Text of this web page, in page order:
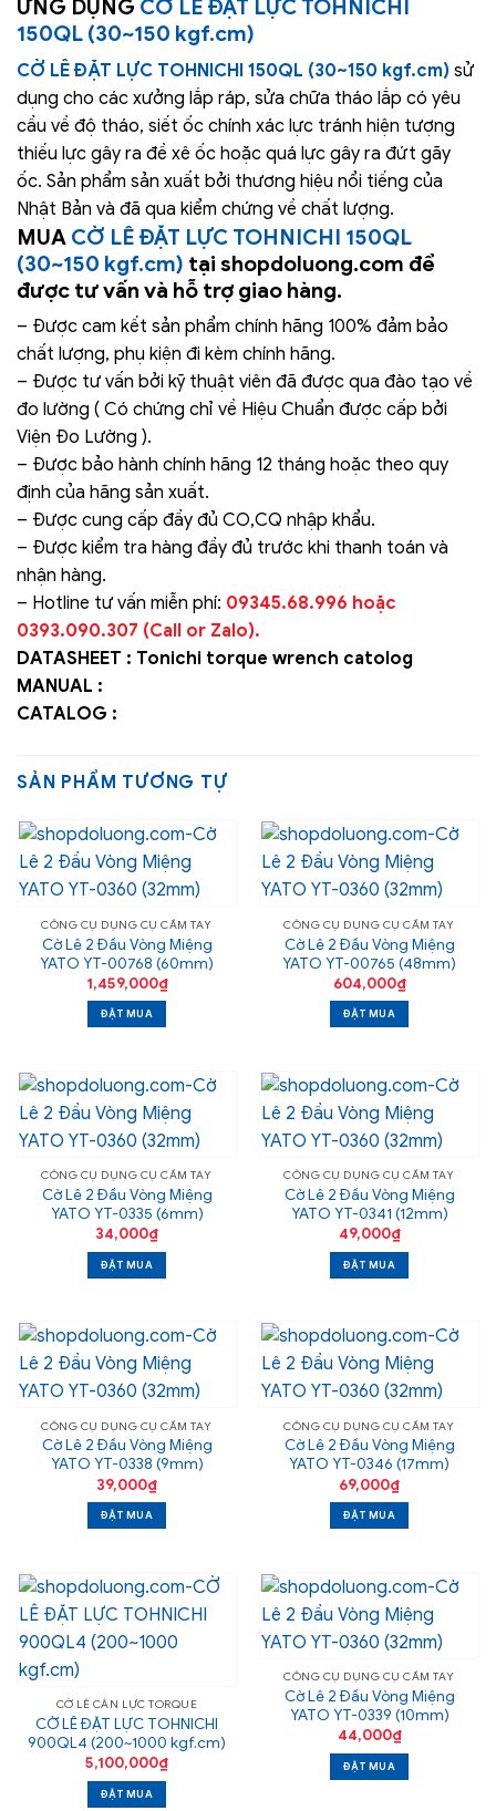
ỨNG DỤNG CỜ LÊ ĐẶT LỰC TOHNICHI
150QL (30~150 kgf.cm)
CỜ LÊ ĐẶT LỰC TOHNICHI 150QL (30~150 kgf.cm) sử
dụng cho các xưởng lắp ráp, sửa chữa tháo lắp có yêu
cầu về độ tháo, siết ốc chính xác lực tránh hiện tượng
thiếu lực gây ra đề xê ốc hoặc quá lực gây ra đứt gãy
ốc. Sản phẩm sản xuất bởi thương hiệu nổi tiếng của
Nhật Bản và đã qua kiểm chứng về chất lượng.
MUA CỜ LÊ ĐẶT LỰC TOHNICHI 150QL
(30~150 kgf.cm) tại shopdoluong.com để
được tư vấn và hỗ trợ giao hàng.
– Được cam kết sản phẩm chính hãng 100% đảm bảo
chất lượng, phụ kiện đi kèm chính hãng.
– Được tư vấn bởi kỹ thuật viên đã được qua đào tạo về
đo lường ( Có chứng chỉ về Hiệu Chuẩn được cấp bởi
Viện Đo Lường ).
– Được bảo hành chính hãng 12 tháng hoặc theo quy
định của hãng sản xuất.
– Được cung cấp đầy đủ CO,CQ nhập khẩu.
– Được kiểm tra hàng đầy đủ trước khi thanh toán và
nhận hàng.
– Hotline tư vấn miễn phí: 09345.68.996 hoặc
0393.090.307 (Call or Zalo).
DATASHEET : Tonichi torque wrench catolog
MANUAL :
CATALOG :
SẢN PHẨM TƯƠNG TỰ
CÔNG CỤ DỤNG CỤ CẦM TAY
Cờ Lê 2 Đầu Vòng Miệng
YATO YT-00768 (60mm)
1,459,000₫
ĐẶT MUA
CÔNG CỤ DỤNG CỤ CẦM TAY
Cờ Lê 2 Đầu Vòng Miệng
YATO YT-00765 (48mm)
604,000₫
ĐẶT MUA
CÔNG CỤ DỤNG CỤ CẦM TAY
Cờ Lê 2 Đầu Vòng Miệng
YATO YT-0335 (6mm)
34,000₫
ĐẶT MUA
CÔNG CỤ DỤNG CỤ CẦM TAY
Cờ Lê 2 Đầu Vòng Miệng
YATO YT-0341 (12mm)
49,000₫
ĐẶT MUA
CÔNG CỤ DỤNG CỤ CẦM TAY
Cờ Lê 2 Đầu Vòng Miệng
YATO YT-0338 (9mm)
39,000₫
ĐẶT MUA
CÔNG CỤ DỤNG CỤ CẦM TAY
Cờ Lê 2 Đầu Vòng Miệng
YATO YT-0346 (17mm)
69,000₫
ĐẶT MUA
CỜ LÊ CÂN LỰC TORQUE
CỜ LÊ ĐẶT LỰC TOHNICHI
900QL4 (200~1000 kgf.cm)
5,100,000₫
ĐẶT MUA
CÔNG CỤ DỤNG CỤ CẦM TAY
Cờ Lê 2 Đầu Vòng Miệng
YATO YT-0339 (10mm)
44,000₫
ĐẶT MUA